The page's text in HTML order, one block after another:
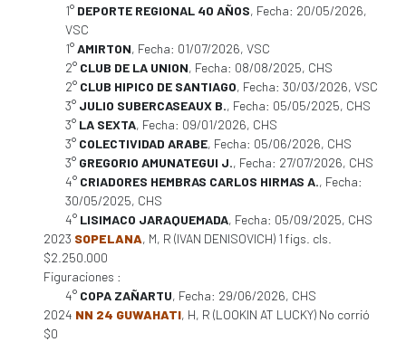
1° DEPORTE REGIONAL 40 AÑOS, Fecha: 20/05/2026,
VSC
1°AMIRTON, Fecha: 01/07/2026, VSC
2° CLUB DE LA UNION, Fecha: 08/08/2025, CHS
2° CLUB HIPICO DE SANTIAGO, Fecha: 30/03/2026, VSC
3° JULIO SUBERCASEAUX B., Fecha: 05/05/2025, CHS
3° LA SEXTA, Fecha: 09/01/2026, CHS
3° COLECTIVIDAD ARABE, Fecha: 05/06/2026, CHS
3° GREGORIO AMUNATEGUI J., Fecha: 27/07/2026, CHS
4° CRIADORES HEMBRAS CARLOS HIRMAS A., Fecha:
30/05/2025, CHS
4° LISIMACO JARAQUEMADA, Fecha: 05/09/2025, CHS
2023 SOPELANA, M, R (IVAN DENISOVICH) 1 figs. cls.
$2.250.000
Figuraciones :
4° COPA ZAÑARTU, Fecha: 29/06/2026, CHS
2024 NN 24 GUWAHATI, H, R (LOOKIN AT LUCKY) No corrió
$0